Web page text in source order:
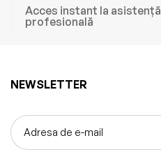
Acces instant la asistență
profesională
NEWSLETTER